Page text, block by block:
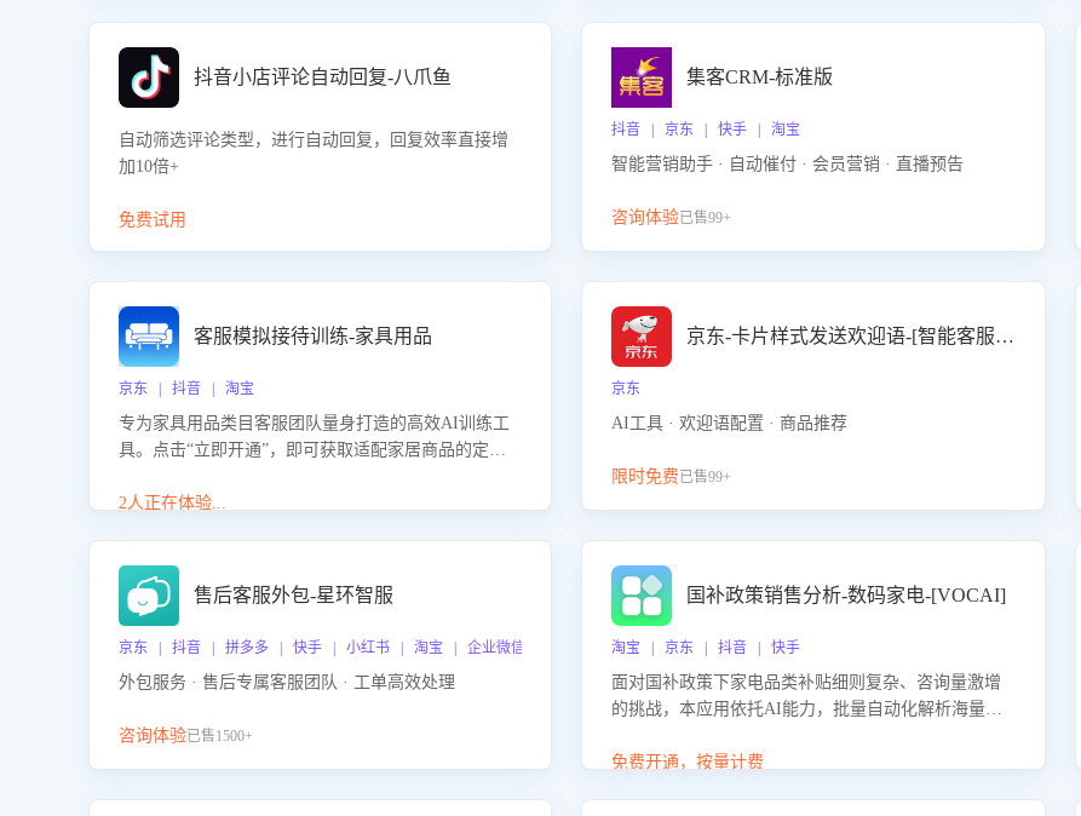
抖音小店评论自动回复-八爪鱼
自动筛选评论类型，进行自动回复，回复效率直接增
加10倍+
免费试用
集客CRM-标准版
抖音 | 京东 | 快手 | 淘宝
智能营销助手 · 自动催付 · 会员营销 · 直播预告
咨询体验已售99+
客服模拟接待训练-家具用品
京东 | 抖音 | 淘宝
专为家具用品类目客服团队量身打造的高效AI训练工
具。点击“立即开通”，即可获取适配家居商品的定制
客服在家具用品功能、尺寸参数咨询等高频场景下的
2人正在体验...
京东-卡片样式发送欢迎语-[智能客服机器人]
京东
AI工具 · 欢迎语配置 · 商品推荐
限时免费已售99+
售后客服外包-星环智服
京东 | 抖音 | 拼多多 | 快手 | 小红书 | 淘宝 | 企业微信
外包服务 · 售后专属客服团队 · 工单高效处理
咨询体验已售1500+
国补政策销售分析-数码家电-[VOCAI]
淘宝 | 京东 | 抖音 | 快手
面对国补政策下家电品类补贴细则复杂、咨询量激增
的挑战，本应用依托AI能力，批量自动化解析海量客
政策的关注焦点与购买意向，深度洞察决策动因。同
免费开通，按量计费